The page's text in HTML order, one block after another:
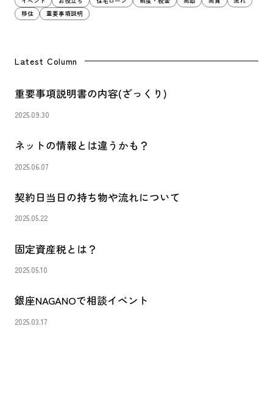
移住
重要事項説明
Latest Column
重要事項説明書の内容(ざっくり)
2025.09.30
ネットの情報とは違うかも？
2025.06.07
契約日当日の持ち物や流れについて
2025.05.22
固定資産税とは？
2025.05.10
銀座NAGANOで相談イベント
2025.03.17